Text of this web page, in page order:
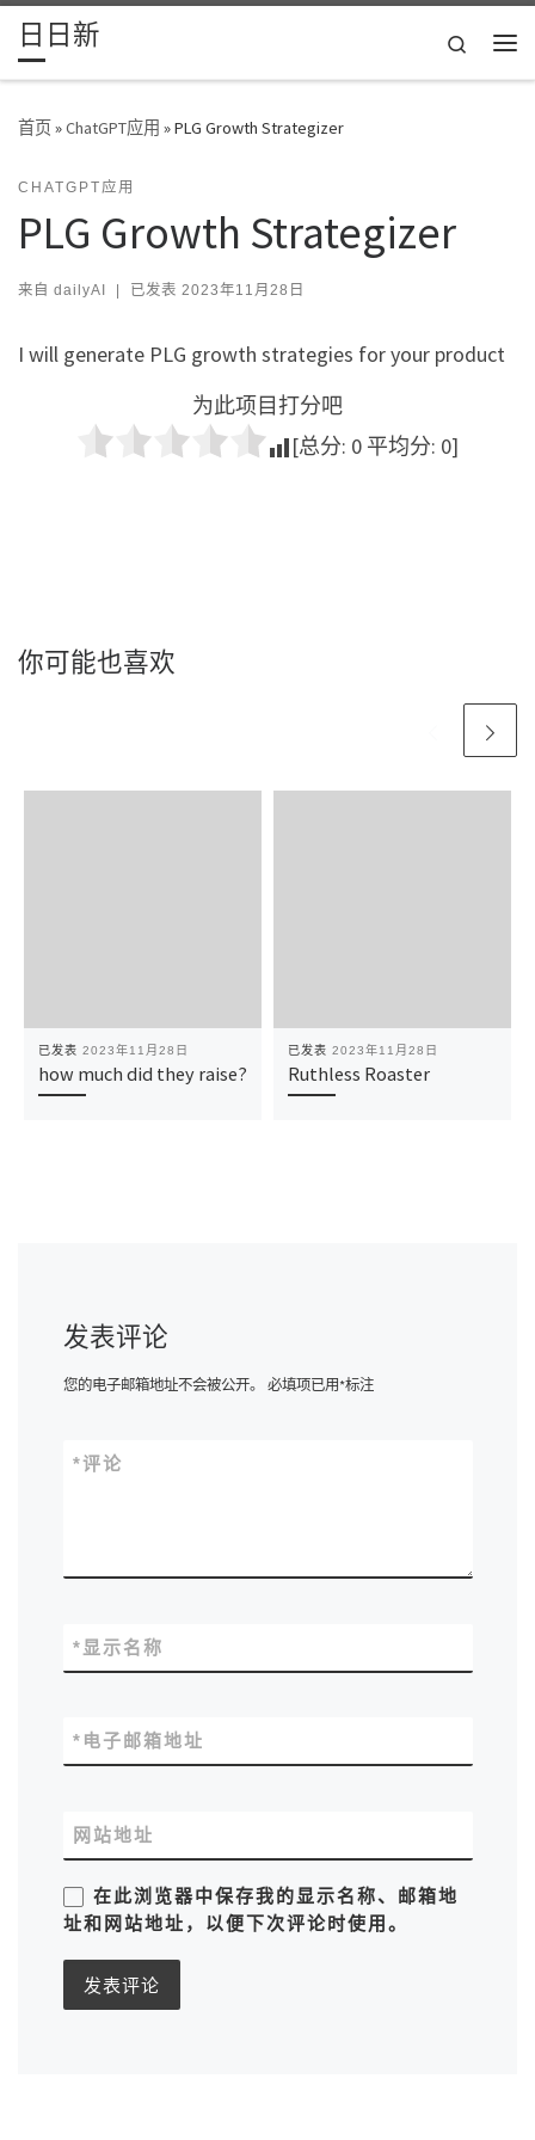
Skip to content
日日新
Search
首页»ChatGPT应用 »PLG Growth Strategizer
CHATGPT应用
PLG Growth Strategizer
来自 dailyAI | 已发表 2023年11月28日
I will generate PLG growth strategies for your product
为此项目打分吧
[总分: 0 平均分: 0]
你可能也喜欢
已发表 2023年11月28日
how much did they raise?
已发表 2023年11月28日
Ruthless Roaster
发表评论
您的电子邮箱地址不会被公开。 必填项已用*标注
评论
*
显示名称
*
电子邮箱地址
*
网站地址
在此浏览器中保存我的显示名称、邮箱地
址和网站地址，以便下次评论时使用。